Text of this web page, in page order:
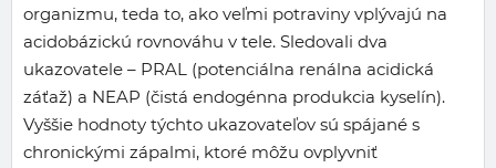
organizmu, teda to, ako veľmi potraviny vplývajú na
acidobázickú rovnováhu v tele. Sledovali dva
ukazovatele – PRAL (potenciálna renálna acidická
záťaž) a NEAP (čistá endogénna produkcia kyselín).
Vyššie hodnoty týchto ukazovateľov sú spájané s
chronickými zápalmi, ktoré môžu ovplyvniť